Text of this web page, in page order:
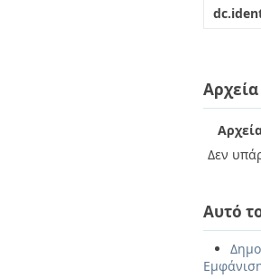
Δεν
Αυτό